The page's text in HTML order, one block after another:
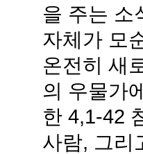
을 주는 소
자체가 모
온전히 새
의 우물가
한 4,1-42
사람, 그리